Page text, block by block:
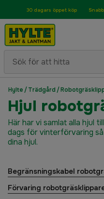
30 dagars öppet köp
Hylte /Trädgård /
Hjul
Här har vi samlat alla hjul
dags för vinterförvaring
dina hjul.
Begränsningskabel
Förvaring